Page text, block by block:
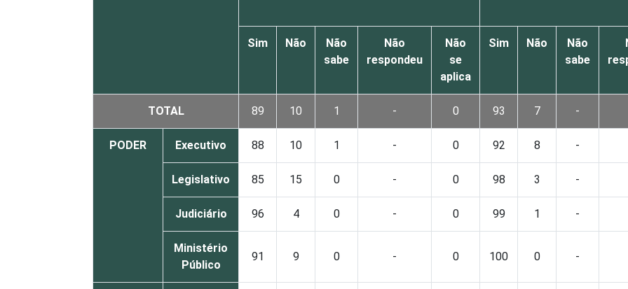
Sim Não
Não
sabe
Não
respondeu
Não
se
aplica
Sim Não
Não
sabe
TOTAL 89 10 1 - 0 93 7 -
PODER Executivo 88 10 1 - 0 92 8 -
Legislativo 85 15 0 - 0 98 3 -
Judiciário 96 4 0 - 0 99 1 -
Ministério
Público
91 9 0 - 0 100 0 -